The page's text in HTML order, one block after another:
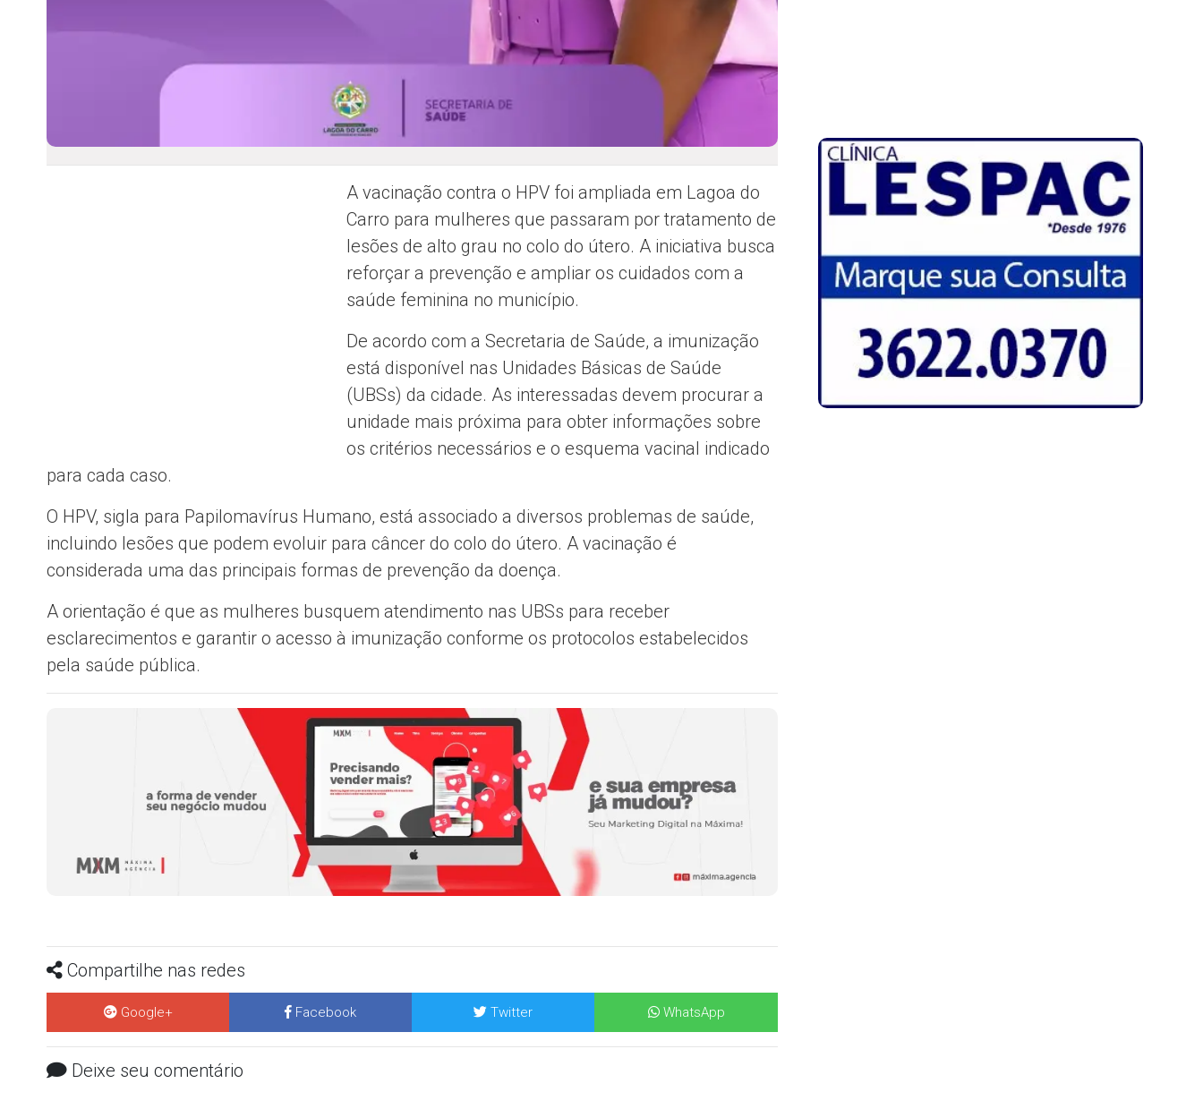
A vacinação contra o HPV foi ampliada em Lagoa do
Carro para mulheres que passaram por tratamento de
lesões de alto grau no colo do útero. A iniciativa busca
reforçar a prevenção e ampliar os cuidados com a
saúde feminina no município.
De acordo com a Secretaria de Saúde, a imunização
está disponível nas Unidades Básicas de Saúde
(UBSs) da cidade. As interessadas devem procurar a
unidade mais próxima para obter informações sobre
os critérios necessários e o esquema vacinal indicado
para cada caso.
O HPV, sigla para Papilomavírus Humano, está associado a diversos problemas de saúde,
incluindo lesões que podem evoluir para câncer do colo do útero. A vacinação é
considerada uma das principais formas de prevenção da doença.
A orientação é que as mulheres busquem atendimento nas UBSs para receber
esclarecimentos e garantir o acesso à imunização conforme os protocolos estabelecidos
pela saúde pública.
Compartilhe nas redes
Google+ Facebook Twitter WhatsApp
Deixe seu comentário